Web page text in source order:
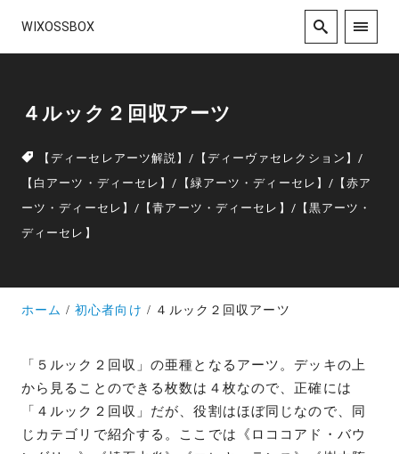
WIXOSSBOX
４ルック２回収アーツ
【ディーセレアーツ解説】/ 【ディーヴァセレクション】/
【白アーツ・ディーセレ】/ 【緑アーツ・ディーセレ】/ 【赤ア
ーツ・ディーセレ】/ 【青アーツ・ディーセレ】 / 【黒アーツ・
ディーセレ】
ホーム 初心者向け ４ルック２回収アーツ
「５ルック２回収」の亜種となるアーツ。デッキの上
から見ることのできる枚数は４枚なので、正確には
「４ルック２回収」だが、役割はほぼ同じなので、同
じカテゴリで紹介する。ここでは《ロココアド・バウ